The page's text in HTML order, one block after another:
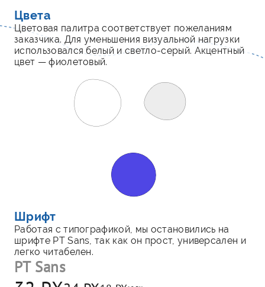
Цвета
Цветовая палитра соответствует пожеланиям
заказчика. Для уменьшения визуальной нагрузки
использовался белый и светло-серый. Акцентный
цвет — фиолетовый.
Шрифт
Работая с типографикой, мы остановились на
шрифте PT Sans, так как он прост, универсален и
легко читабелен.
PT Sans